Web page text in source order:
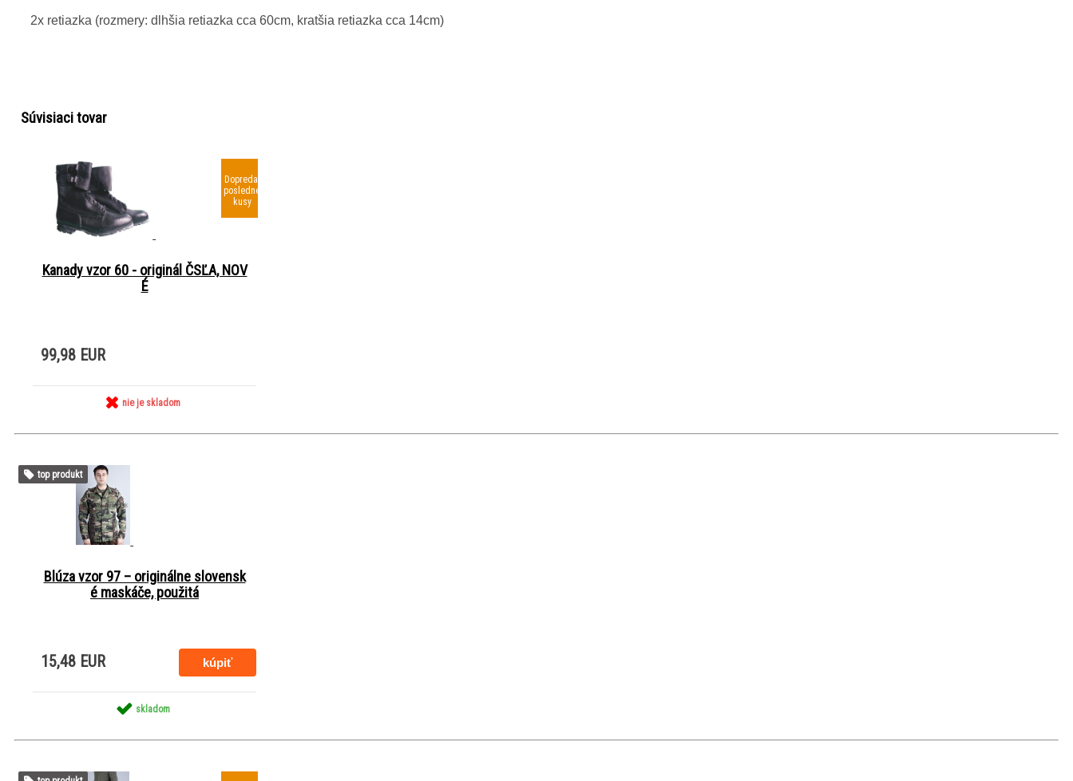
2x retiazka (rozmery: dlhšia retiazka cca 60cm, kratšia retiazka cca 14cm)
Súvisiaci tovar
Kanady vzor 60 - originál ČSĽA, NOV
É
99,98 EUR
nie je skladom
Dopredaj
posledné
kusy
Blúza vzor 97 – originálne slovensk
é maskáče, použitá
15,48 EUR
skladom
top produkt